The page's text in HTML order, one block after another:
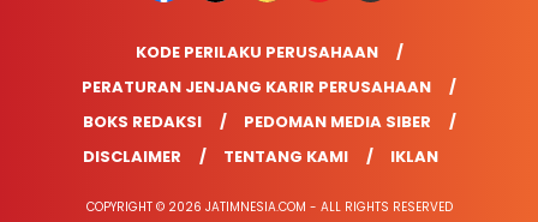
KODE PERILAKU PERUSAHAAN
PERATURAN JENJANG KARIR PERUSAHAAN
BOKS REDAKSI
PEDOMAN MEDIA SIBER
DISCLAIMER
TENTANG KAMI IKLAN
COPYRIGHT © 2026 JATIMNESIA.COM - ALL RIGHTS RESERVED